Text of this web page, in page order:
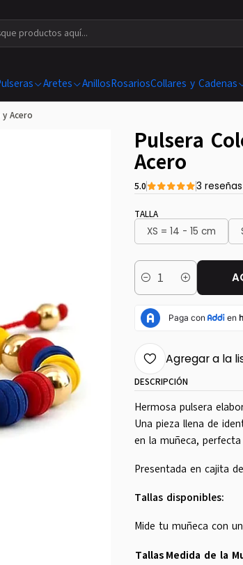
Aretes AnillosRosariosCollares y Cadenas
Acero
Pulsera
Acero
5.0 3 reseñas
TALLA
XS = 14 - 15 cm
Cantidad
Agregar a la
DESCRIPCIÓN
Hermosa pulsera
Una pieza llena de
en la muñeca,
Presentada en cajita
Tallas disponibles:
Mide tu muñeca con
Tallas Medida de la